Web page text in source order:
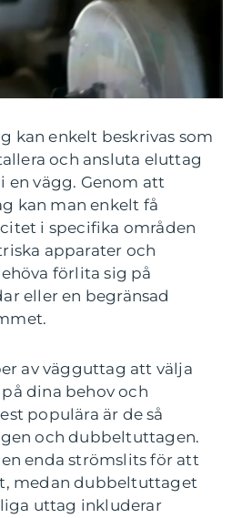
kan enkelt beskrivas som
och ansluta eluttag
en vägg. Genom att
kan man enkelt få
i specifika områden
apparater och
förlita sig på
eller en begränsad
av vägguttag att välja
dina behov och
populära är de så
och dubbeltuttagen.
enda strömslits för att
medan dubbeltuttaget
uttag inkluderar